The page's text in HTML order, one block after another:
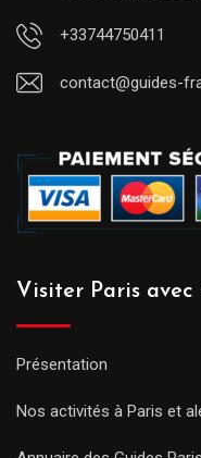
+33744750411
contact@guides-
Visiter Paris avec
Présentation
Nos activités à Paris et